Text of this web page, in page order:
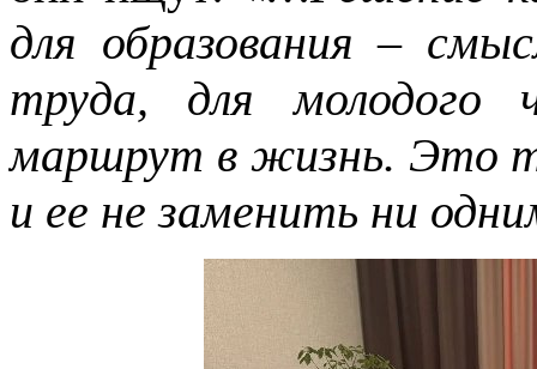
для образования –
труда, для молодого
маршрут в жизнь. Это
и ее не заменить ни